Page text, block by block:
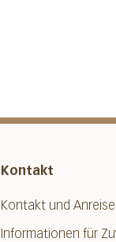
Kontakt
Kontakt und Anreise
Informationen für